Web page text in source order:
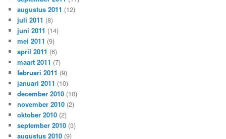
augustus 2011 (12)
juli 2011 (8)
juni 2011 (14)
mei 2011 (9)
april 2011 (6)
maart 2011 (7)
februari 2011 (9)
januari 2011 (10)
december 2010 (10)
november 2010 (2)
oktober 2010 (2)
september 2010 (3)
augustus 2010 (9)